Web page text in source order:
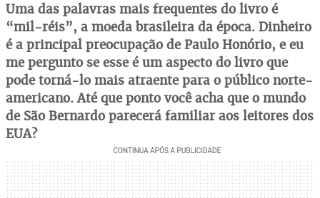
Uma das palavras mais frequentes do livro é
“mil-réis”, a moeda brasileira da época. Dinheiro
é a principal preocupação de Paulo Honório, e eu
me pergunto se esse é um aspecto do livro que
pode torná-lo mais atraente para o público norte-
americano. Até que ponto você acha que o mundo
de São Bernardo parecerá familiar aos leitores dos
EUA?